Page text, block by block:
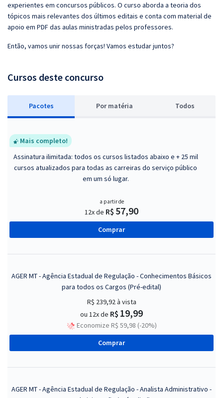
experientes em concursos públicos. O curso aborda a teoria dos
tópicos mais relevantes dos últimos editais e conta com material de
apoio em PDF das aulas ministradas pelos professores.
Então, vamos unir nossas forças! Vamos estudar juntos?
Cursos deste concurso
Pacotes Por matéria Todos
Mais completo!
Assinatura ilimitada: todos os cursos listados abaixo e + 25 mil
cursos atualizados para todas as carreiras do serviço público
em um só lugar.
a partir de
12x de R$ 57,90
Comprar
AGER MT - Agência Estadual de Regulação - Conhecimentos Básicos
para todos os Cargos (Pré-edital)
R$ 239,92à vista
ou 12x de R$ 19,99
Economize R$ 59,98 (-20%)
Comprar
AGER MT - Agência Estadual de Regulação - Analista Administrativo -